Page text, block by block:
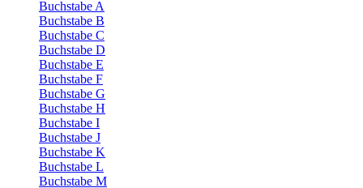
Buchstabe A
Buchstabe B
Buchstabe C
Buchstabe D
Buchstabe E
Buchstabe F
Buchstabe G
Buchstabe H
Buchstabe I
Buchstabe J
Buchstabe K
Buchstabe L
Buchstabe M